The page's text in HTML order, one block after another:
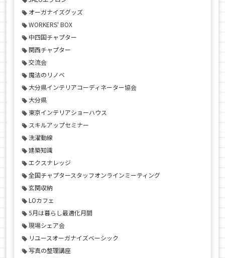
オーガナイズグッズ
WORKERS' BOX
中四国チャプター
関西チャプター
交流会
魔法のリノベ
大分県インテリアコーディネーター協会
大分県
東京インテリアショーハウス
スキルアップセミナー
洗濯動線
建築知識
エクスナレッジ
全国チャプタースタッフオンラインミーティング
玄関収納
LOカフェ
5月は暮らし最適化月間
現場シェア会
リユースオーガナイズベーシック
写真の整理講座